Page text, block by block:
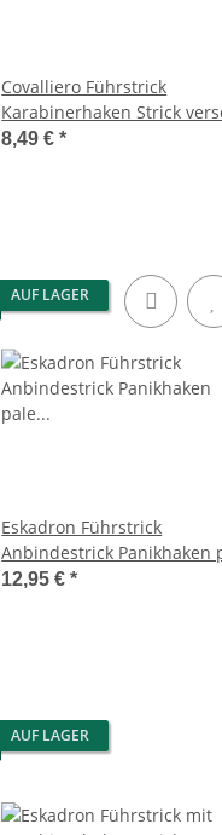
Covalliero Führstrick
Karabinerhaken Strick
Farben H/W 23
8,49 €*
AUF LAGER
Eskadron Führstrick
Anbindestrick Panikhaken
grey Platinum 2026
12,95 €*
AUF LAGER